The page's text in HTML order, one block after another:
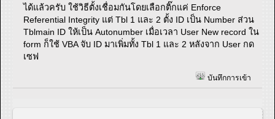
ได้แล้วครับ ใช้วิธีตั้งเชื่อมกันโดยเลือกติ๊กแค่ Enforce
Referential Integrity แต่ Tbl 1 และ 2 ตั้ง ID เป็น Number ส่วน
Tblmain ID ให้เป็น Autonumber เมื่อเวลา User New record ใน
form ก็ใช้ VBA จับ ID มาเพิ่มทั้ง Tbl 1 และ 2 หลังจาก User กด
เซฟ
บันทึกการเข้า